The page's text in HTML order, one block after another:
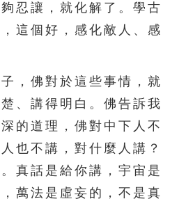
忍讓，就化解了。學古
這個好，感化敵人、感
佛對於這些事情，就
、講得明白。佛告訴我
的道理，佛對中下人不
也不講，對什麼人講？
真話是給你講，宇宙是
萬法是虛妄的，不是真